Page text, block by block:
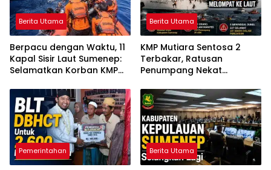
Berita Utama
Berpacu dengan Waktu, 11
Kapal Sisir Laut Sumenep:
Selamatkan Korban KMP
Berita Utama
KMP Mutiara Sentosa 2
Terbakar, Ratusan
Penumpang Nekat
Pemerintahan Berita Utama